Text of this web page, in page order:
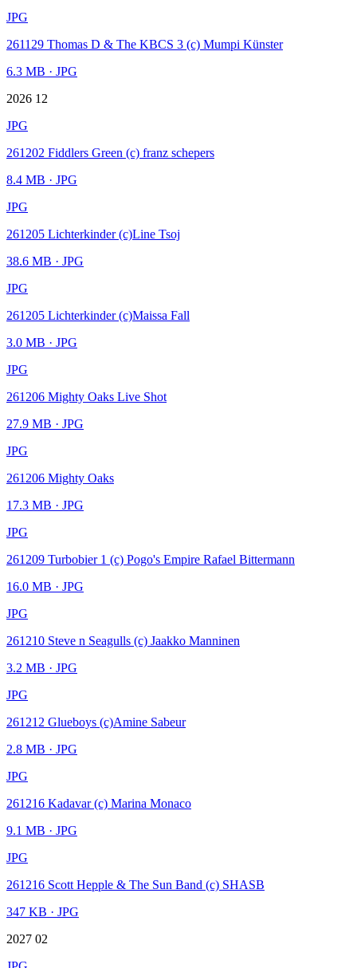
JPG
261129 Thomas D & The KBCS 3 (c) Mumpi Künster
6.3 MB · JPG
2026 12
JPG
261202 Fiddlers Green (c) franz schepers
8.4 MB · JPG
JPG
261205 Lichterkinder (c)Line Tsoj
38.6 MB · JPG
JPG
261205 Lichterkinder (c)Maissa Fall
3.0 MB · JPG
JPG
261206 Mighty Oaks Live Shot
27.9 MB · JPG
JPG
261206 Mighty Oaks
17.3 MB · JPG
JPG
261209 Turbobier 1 (c) Pogo's Empire Rafael Bittermann
16.0 MB · JPG
JPG
261210 Steve n Seagulls (c) Jaakko Manninen
3.2 MB · JPG
JPG
261212 Glueboys (c)Amine Sabeur
2.8 MB · JPG
JPG
261216 Kadavar (c) Marina Monaco
9.1 MB · JPG
JPG
261216 Scott Hepple & The Sun Band (c) SHASB
347 KB · JPG
2027 02